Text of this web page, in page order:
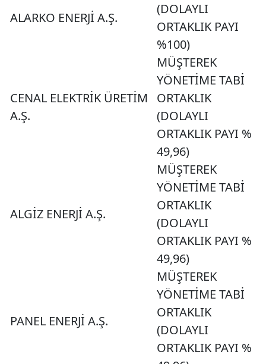
ALARKO ENERJİ A.Ş.
(DOLAYLI
ORTAKLIK PAYI
%100)
CENAL ELEKTRİK ÜRETİM
A.Ş.
MÜŞTEREK
YÖNETİME TABİ
ORTAKLIK
(DOLAYLI
ORTAKLIK PAYI %
49,96)
ALGİZ ENERJİ A.Ş.
MÜŞTEREK
YÖNETİME TABİ
ORTAKLIK
(DOLAYLI
ORTAKLIK PAYI %
49,96)
PANEL ENERJİ A.Ş.
MÜŞTEREK
YÖNETİME TABİ
ORTAKLIK
(DOLAYLI
ORTAKLIK PAYI %